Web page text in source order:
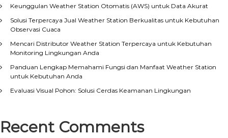
Keunggulan Weather Station Otomatis (AWS) untuk Data Akurat
Solusi Terpercaya Jual Weather Station Berkualitas untuk Kebutuhan
Observasi Cuaca
Mencari Distributor Weather Station Terpercaya untuk Kebutuhan
Monitoring Lingkungan Anda
Panduan Lengkap Memahami Fungsi dan Manfaat Weather Station
untuk Kebutuhan Anda
Evaluasi Visual Pohon: Solusi Cerdas Keamanan Lingkungan
Recent Comments